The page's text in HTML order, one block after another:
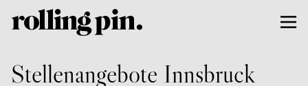
Stellenangebote Innsbruck